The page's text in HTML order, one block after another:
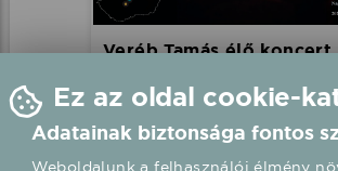
Veréb Tamás élő koncert
2026.08.01 19:30 UTC+2